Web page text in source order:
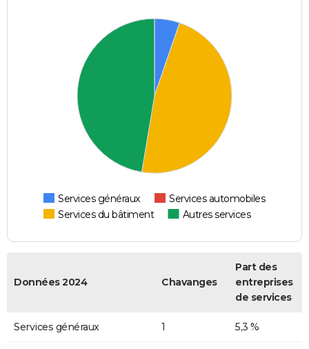
Services généraux
Services automobiles
Services du bâtiment
Autres services
Données 2024 Chavanges
Part des
entreprises
de services
Services généraux 1 5,3 %